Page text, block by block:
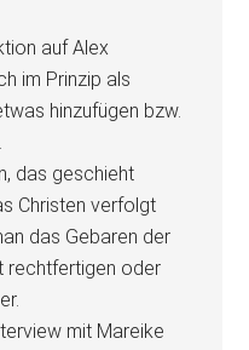
auf Alex
im Prinzip als
hinzufügen bzw.
das geschieht
Christen verfolgt
das Gebaren der
rechtfertigen oder
mit Mareike